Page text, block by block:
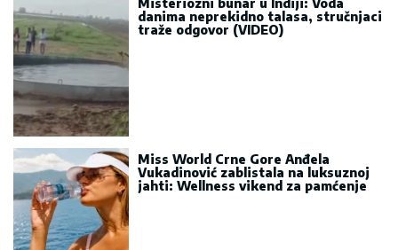
Misteriozni bunar u Indiji: Voda
danima neprekidno talasa, stručnjaci
traže odgovor (VIDEO)
Miss World Crne Gore Anđela
Vukadinović zablistala na luksuznoj
jahti: Wellness vikend za pamćenje